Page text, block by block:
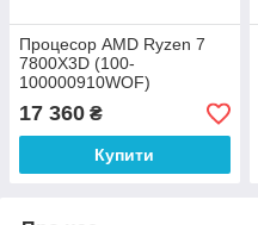
Процесор AMD Ryzen 7
7800X3D (100-
100000910WOF)
17 360 ₴
Купити